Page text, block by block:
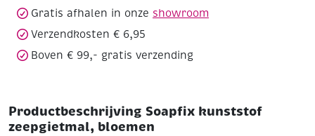
Gratis afhalen in onze showroom
Verzendkosten € 6,95
Boven € 99,- gratis verzending
Productbeschrijving Soapfix kunststof
zeepgietmal, bloemen